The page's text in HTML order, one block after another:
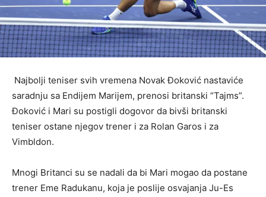
Najbolji teniser svih vremena Novak Đoković nastaviće
saradnju sa Endijem Marijem, prenosi britanski “Tajms”.
Đoković i Mari su postigli dogovor da bivši britanski
teniser ostane njegov trener i za Rolan Garos i za
Vimbldon.
Mnogi Britanci su se nadali da bi Mari mogao da postane
trener Eme Radukanu, koja je poslije osvajanja Ju-Es